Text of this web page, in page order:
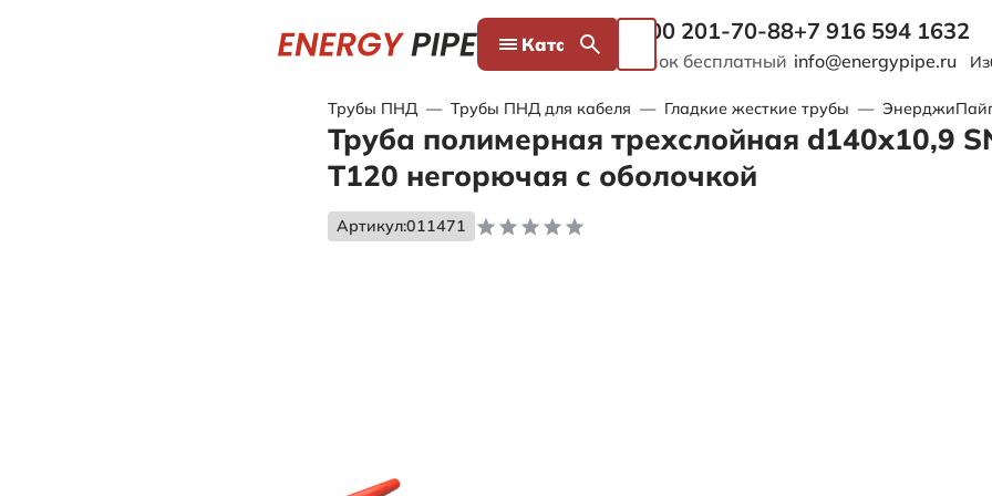
Каталог 8 800 201-70-88
Звонок бесплатный
+7 916 594 1632
info@energypipe.ru
Трубы ПНД — Трубы ПНД для кабеля — Гладкие жесткие трубы —
Труба полимерная трехслойная d140х10,9
Т120 негорючая с оболочкой
Артикул:011471